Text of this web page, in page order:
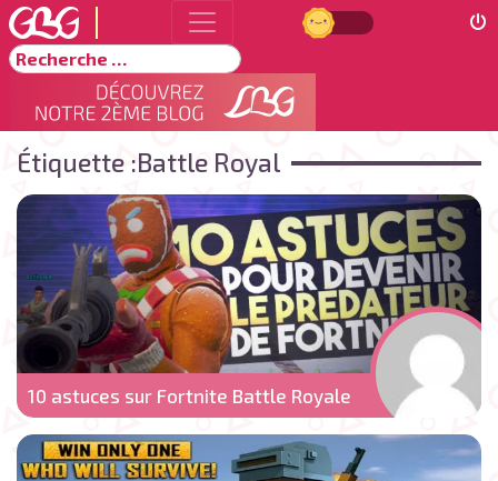
Jour
Rechercher
Étiquette :Battle Royal
10 astuces sur Fortnite Battle Royale